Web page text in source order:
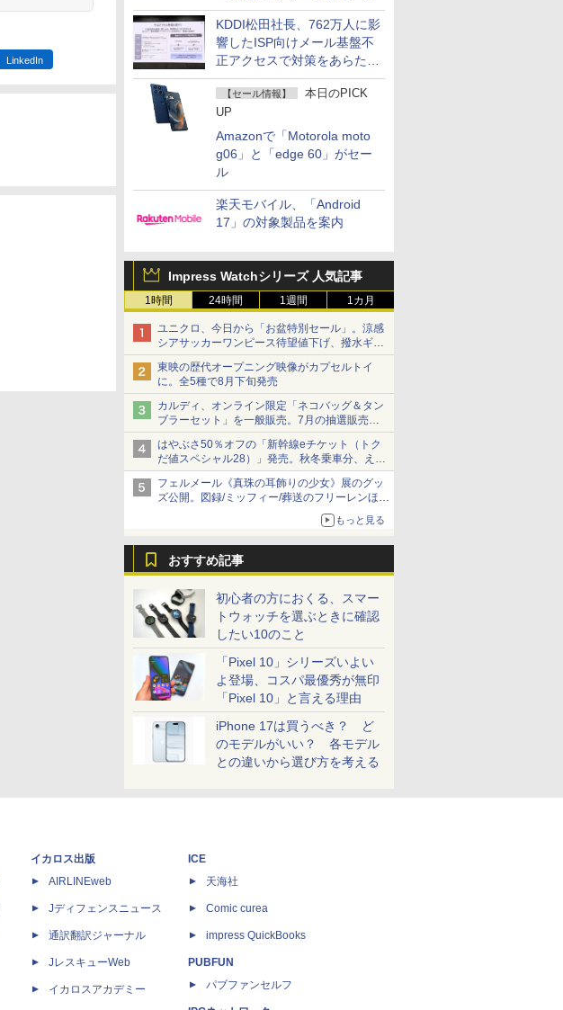
KDDI松田社長、762万人に影
響したISP向けメール基盤不
正アクセスで対策をあらため
て説明
【セール情報】
本日のPICK
UP
Amazonで「Motorola moto
g06」と「edge 60」がセー
ル
楽天モバイル、「Android
17」の対象製品を案内
Impress Watchシリーズ 人気記事
1時間 24時間 1週間 1カ月
ユニクロ、今日から「お盆特別セール」。涼感
シアサッカーワンピース待望値下げ、撥水ギア
ショーツは1990円に
東映の歴代オープニング映像がカプセルトイ
に。全5種で8月下旬発売
カルディ、オンライン限定「ネコバッグ＆タン
ブラーセット」を一般販売。7月の抽選販売の
当選無効分
はやぶさ50％オフの「新幹線eチケット（トク
だ値スペシャル28）」発売。秋冬乗車分、えき
ねっと限定
フェルメール《真珠の耳飾りの少女》展のグッ
ズ公開。図録/ミッフィー/葬送のフリーレンほ
もっと見る
おすすめ記事
初心者の方におくる、スマー
トウォッチを選ぶときに確認
したい10のこと
「Pixel 10」シリーズいよい
よ登場、コスパ最優秀が無印
「Pixel 10」と言える理由
iPhone 17は買うべき？ ど
のモデルがいい？ 各モデル
との違いから選び方を考える
LinkedIn
イカロス出版
AIRLINEweb
Jディフェンスニュース
通訳翻訳ジャーナル
JレスキューWeb
イカロスアカデミー
ICE
天海社
Comic curea
impress QuickBooks
PUBFUN
パブファンセルフ